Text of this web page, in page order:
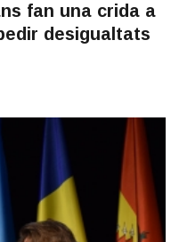
fan una crida a
desigualtats